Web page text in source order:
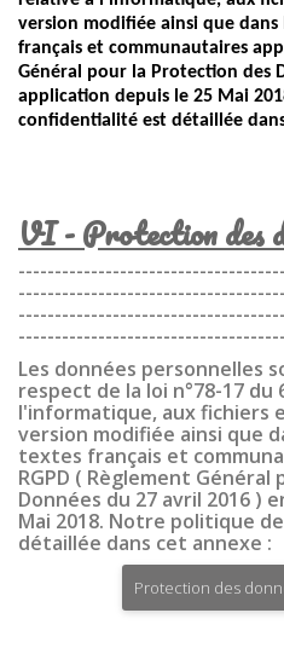
version modifiée ainsi que
français et communautaires
Général pour la Protection des
application depuis le 25 Mai
confidentialité est détaillée
VI - Protection des
Les données personnelles
respect de la loi n°78-17
l'informatique, aux fichiers
version modifiée ainsi que
textes français et
RGPD ( Règlement
Données du 27 avril 2016 )
Mai 2018. Notre politique
détaillée dans cet annexe :
Protection des